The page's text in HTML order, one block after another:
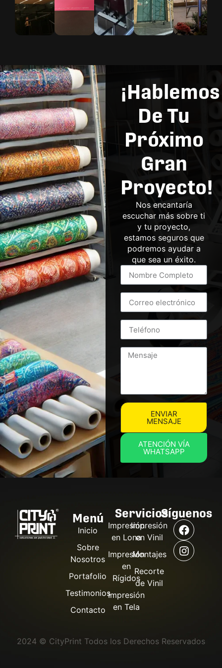
¡Hablemos
De Tu
Próximo
Gran
Proyecto!
Nos encantaría
escuchar más sobre ti
y tu proyecto,
estamos seguros que
podremos ayudar a
que sea un éxito.
ENVIAR
MENSAJE
ATENCIÓN VÍA
WHATSAPP
Menú
Inicio
Sobre
Nosotros
Portafolio
Testimonios
Contacto
Servicios
Impresión
en Lona
Impresión
en
Rígidos
Impresión
en Tela
Impresión
en Vinil
Montajes
Recorte
de Vinil
Síguenos
2024 © CityPrint Todos los Derechos Reservados